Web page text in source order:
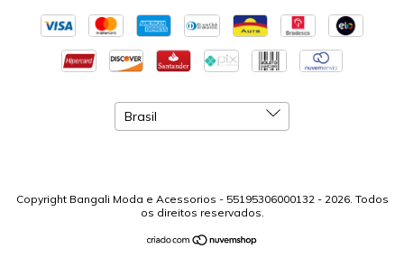
Copyright Bangali Moda e Acessorios - 55195306000132 - 2026. Todos
os direitos reservados.